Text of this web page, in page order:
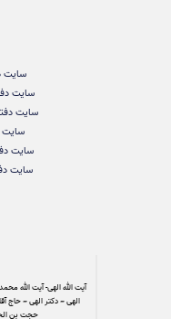
سایت
سایت
سایت
سایت
سایت
سایت
آیت الله الهی- آیت الله
الهی – دکتر الهی – حاج
حجت بن